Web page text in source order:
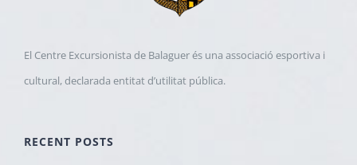
El Centre Excursionista de Balaguer és una associació esportiva i
cultural, declarada entitat d’utilitat pública.
RECENT POSTS